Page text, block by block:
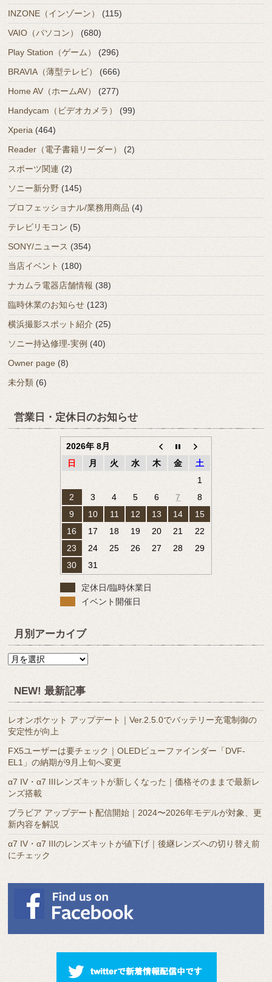
INZONE（インゾーン） (115)
VAIO（パソコン）
(680)
Play Station（ゲーム）
(296)
BRAVIA（薄型テレビ）
(666)
Home AV（ホームAV）
(277)
Handycam（ビデオカメラ）
(99)
Xperia (464)
Reader（電子書籍リーダー） (2)
スポーツ関連 (2)
ソニー新分野 (145)
プロフェッショナル/業務用商品 (4)
テレビリモコン (5)
SONY/ニュース (354)
当店イベント (180)
ナカムラ電器店舗情報 (38)
臨時休業のお知らせ (123)
横浜撮影スポット紹介 (25)
ソニー持込修理-実例 (40)
Owner page (8)
未分類 (6)
営業日・定休日のお知らせ
2026年 8月
日
月 火 水 木 金
土
1
2
3 4 5 6 7
8
9
10 11 12 13 14
15
16
17 18 19 20 21
22
23
24 25 26 27 28
29
30
31
定休日/臨時休業日
イベント開催日
月別アーカイブ
月
ー
カ
イ
ブ
NEW! 最新記事
レオンポケット アップデート｜Ver.2.5.0でバッテリー充電制御の
安定性が向上
FX5ユーザーは要チェック｜OLEDビューファインダー「DVF-
EL1」の納期が9月上旬へ変更
α7 IV・α7 IIIレンズキットが新しくなった｜価格そのままで最新レ
ンズ搭載
ブラビア アップデート配信開始｜2024〜2026年モデルが対象、更
新内容を解説
α7 IV・α7 IIIのレンズキットが値下げ｜後継レンズへの切り替え前
にチェック